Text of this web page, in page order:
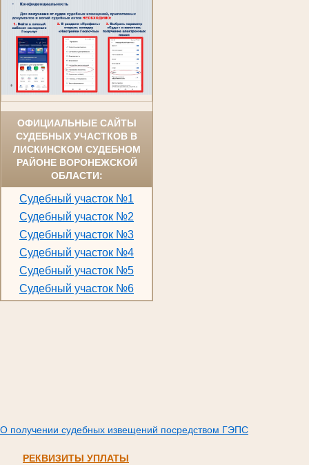
ОФИЦИАЛЬНЫЕ САЙТЫ
СУДЕБНЫХ УЧАСТКОВ В
ЛИСКИНСКОМ СУДЕБНОМ
РАЙОНЕ ВОРОНЕЖСКОЙ
ОБЛАСТИ:
Судебный участок №1
Судебный участок №2
Судебный участок №3
Судебный участок №4
Судебный участок №5
Судебный участок №6
О получении судебных извещений посредством ГЭПС
РЕКВИЗИТЫ УПЛАТЫ